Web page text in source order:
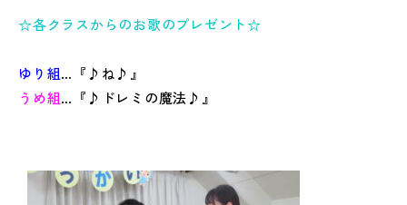
☆各クラスからのお歌のプレゼント☆
ゆり組…『♪ね♪』
うめ組…『♪ドレミの魔法♪』